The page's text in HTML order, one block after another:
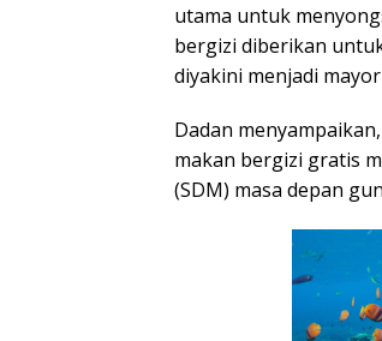
utama untuk
bergizi diberikan
diyakini menjadi
Dadan
makan bergizi gratis
(SDM) masa depan